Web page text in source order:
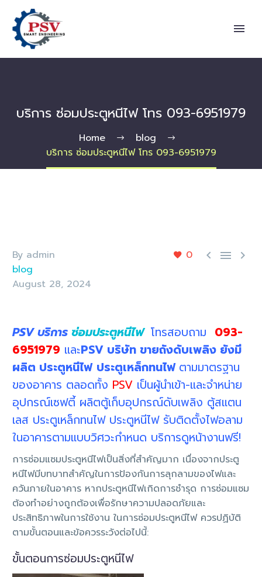
บริการ ซ่อมประตูหนีไฟ โทร 093-6951979
Home
blog
บริการ ซ่อมประตูหนีไฟ โทร 093-6951979
0   
By admin
blog
August 28, 2024
PSV บริการ ซ่อมประตูหนีไฟ โทรสอบถาม 093-
6951979 และPSV บริษัท ขายถังดับเพลิง ยังมี
ผลิต ประตูหนีไฟ ประตูเหล็กทนไฟ ตามมาตรฐาน
ของอาคาร ตลอดทั้ง PSV เป็นผู้นำเข้า-และจำหน่าย
อุปกรณ์เซฟตี้ ผลิตตู้เก็บอุปกรณ์ดับเพลิง ตู้สแตน
เลส ประตูเหล็กทนไฟ ประตูหนีไฟ รับติดตั้งไฟอลาม
ในอาคารตามแบบวิศวะกำหนด บริการดูหน้างานฟรี!
การซ่อมแซมประตูหนีไฟเป็นสิ่งที่สำคัญมาก เนื่องจากประตู
หนีไฟมีบทบาทสำคัญในการป้องกันการลุกลามของไฟและ
ควันภายในอาคาร หากประตูหนีไฟเกิดการชำรุด การซ่อมแซม
ต้องทำอย่างถูกต้องเพื่อรักษาความปลอดภัยและ
ประสิทธิภาพในการใช้งาน ในการซ่อมประตูหนีไฟ ควรปฏิบัติ
ตามขั้นตอนและข้อควรระวังต่อไปนี้:
ขั้นตอนการซ่อมประตูหนีไฟ